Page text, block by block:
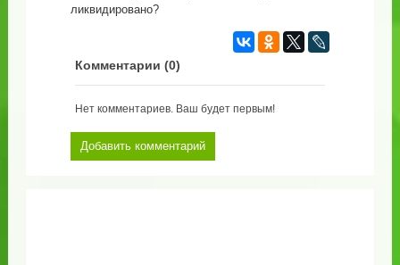
ликвидировано?
Комментарии (0)
Нет комментариев. Ваш будет первым!
Добавить комментарий